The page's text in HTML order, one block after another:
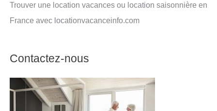
Trouver une location vacances ou location saisonnière en
France avec locationvacanceinfo.com
Contactez-nous